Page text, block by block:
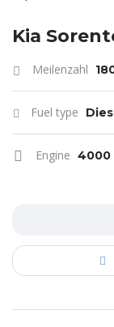
Kia
Meilenzahl
Fuel type
Engine 4000